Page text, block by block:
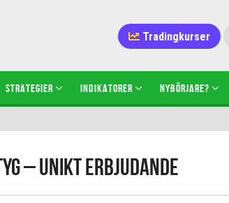
Tradingkurser
STRATEGIER INDIKATORER NYBÖRJARE?
– unikt erbjudande